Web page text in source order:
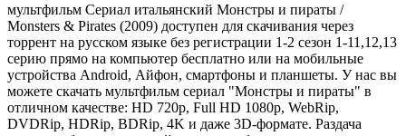
мультфильм Сериал итальянский Монстры и пираты /
Monsters & Pirates (2009) доступен для скачивания через
торрент на русском языке без регистрации 1-2 сезон 1-11,12,13
серию прямо на компьютер бесплатно или на мобильные
устройства Android, Айфон, смартфоны и планшеты. У нас вы
можете скачать мультфильм сериал "Монстры и пираты" в
отличном качестве: HD 720p, Full HD 1080p, WebRip,
DVDRip, HDRip, BDRip, 4K и даже 3D-формате. Раздача